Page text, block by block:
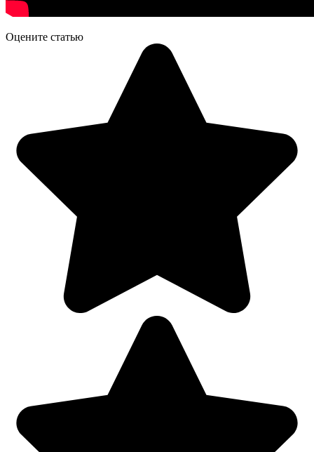
Оцените статью